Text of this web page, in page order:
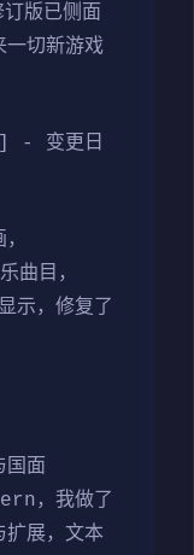
版已侧面
一切新游戏
- 变更日
曲目，
示，修复了
国面
，我做了
扩展，文本